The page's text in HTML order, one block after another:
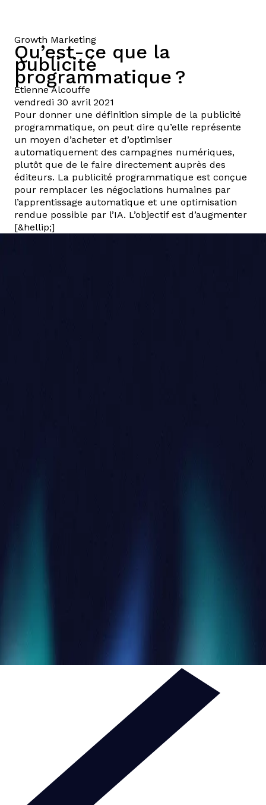
Growth Marketing
Qu’est-ce que la
publicité
programmatique ?
EtienneAlcouffe
vendredi 30 avril 2021
Pour donner une définition simple de la publicité
programmatique, on peut dire qu’elle représente
un moyen d’acheter et d’optimiser
automatiquement des campagnes numériques,
plutôt que de le faire directement auprès des
éditeurs. La publicité programmatique est conçue
pour remplacer les négociations humaines par
l’apprentissage automatique et une optimisation
rendue possible par l’IA. L’objectif est d’augmenter
[&hellip;]